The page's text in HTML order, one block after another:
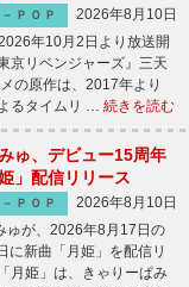
－ＰＯＰ
2026年8月10日
年10月2日より放送開
京リベンジャーズ』三天
の原作は、2017年より
るタイムリ … 続きを読む
ゅ、デビュー15周年
」配信リリース
－ＰＯＰ
2026年8月10日
が、2026年8月17日の
に新曲「月姫」を配信リ
姫」は、きゃりーぱみ